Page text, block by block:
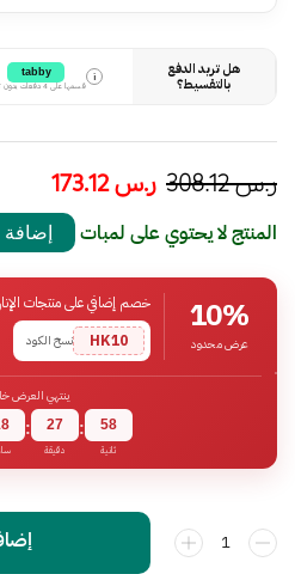
هل تريد الدفع
بالتقسيط؟
i
tabby
قسمها على 4 دفعات بدون تعقيد
ر.س308.12 ر.س173.12
المنتج لا يحتوي على لمبات إضافة
10%
عرض محدود
خصم إضافي على منتجات
HK10
نسخ الكود
ينتهي العرض
: 27
دقيقة
: 58
ثانية